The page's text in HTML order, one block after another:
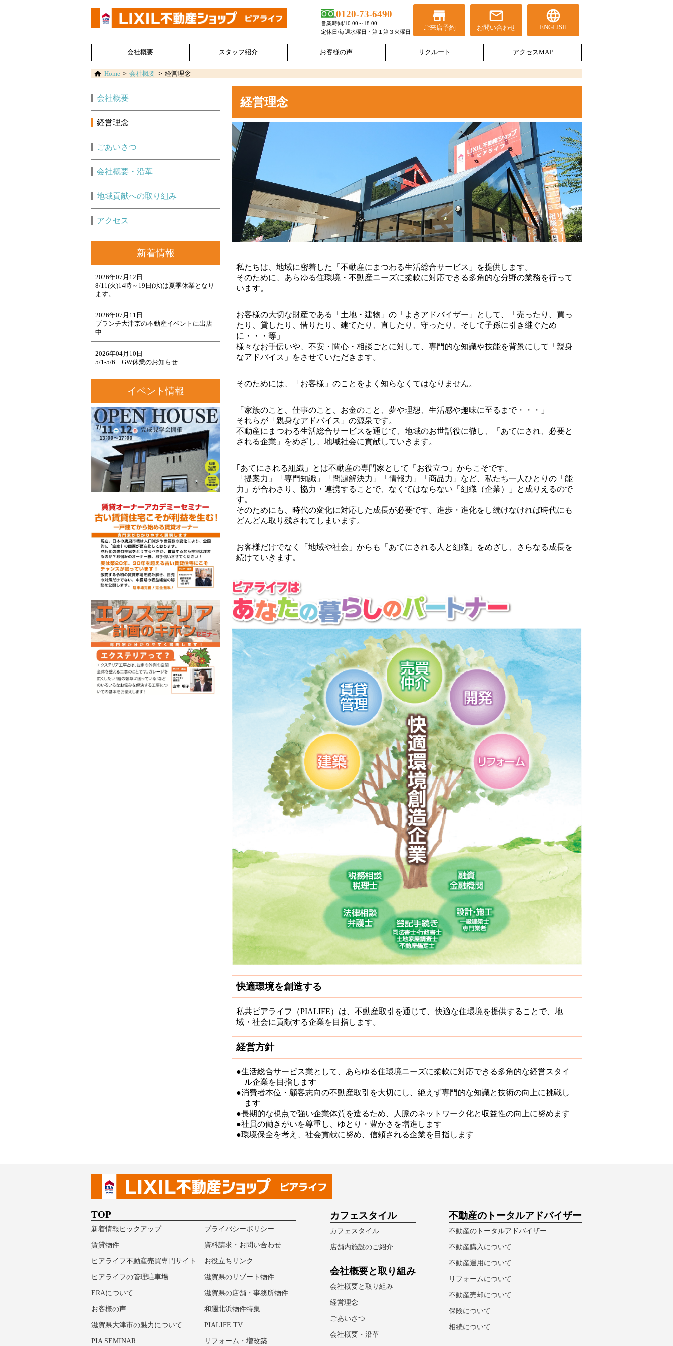
0120-73-6490
営業時間/10:00～18:00
定休日/毎週水曜日・第１第３火曜日
store
ご来店予約
mail_outline
お問い合わせ
language
ENGLISH
会社概要 スタッフ紹介 お客様の声 リクルート アクセスMAP
Home 会社概要 経営理念
経営理念
私たちは、地域に密着した「不動産にまつわる生活総合サービス」を提供します。
そのために、あらゆる住環境・不動産ニーズに柔軟に対応できる多角的な分野の業務を行って
います。
お客様の大切な財産である「土地・建物」の「よきアドバイザー」として、「売ったり、買っ
たり、貸したり、借りたり、建てたり、直したり、守ったり、そして子孫に引き継ぐため
に・・・等」
様々なお手伝いや、不安・関心・相談ごとに対して、専門的な知識や技能を背景にして「親身
なアドバイス」をさせていただきます。
そのためには、「お客様」のことをよく知らなくてはなりません。
「家族のこと、仕事のこと、お金のこと、夢や理想、生活感や趣味に至るまで・・・」
それらが「親身なアドバイス」の源泉です。
不動産にまつわる生活総合サービスを通じて、地域のお世話役に徹し、「あてにされ、必要と
される企業」をめざし、地域社会に貢献していきます。
｢あてにされる組織」とは不動産の専門家として「お役立つ」からこそです。
「提案力」「専門知識」「問題解決力」「情報力」「商品力」など、私たち一人ひとりの「能
力」が合わさり、協力・連携することで、なくてはならない「組織（企業）」と成りえるので
す。
そのためにも、時代の変化に対応した成長が必要です。進歩・進化をし続けなければ時代にも
どんどん取り残されてしまいます。
お客様だけでなく「地域や社会」からも「あてにされる人と組織」をめざし、さらなる成長を
続けていきます。
快適環境を創造する
私共ピアライフ（PIALIFE）は、不動産取引を通じて、快適な住環境を提供することで、地
域・社会に貢献する企業を目指します。
経営方針
●生活総合サービス業として、あらゆる住環境ニーズに柔軟に対応できる多角的な経営スタイ
ル企業を目指します
●消費者本位・顧客志向の不動産取引を大切にし、絶えず専門的な知識と技術の向上に挑戦し
ます
●長期的な視点で強い企業体質を造るため、人脈のネットワーク化と収益性の向上に努めます
●社員の働きがいを尊重し、ゆとり・豊かさを増進します
●環境保全を考え、社会貢献に努め、信頼される企業を目指します
会社概要
経営理念
ごあいさつ
会社概要・沿革
地域貢献への取り組み
アクセス
新着情報
2026年07月12日
8/11(火)14時～19日(水)は夏季休業となり
ます。
2026年07月11日
ブランチ大津京の不動産イベントに出店
中
2026年04月10日
5/1-5/6 GW休業のお知らせ
イベント情報
TOP
新着情報ピックアップ
賃貸物件
ピアライフ不動産売買専門サイト
ピアライフの管理駐車場
ERAについて
お客様の声
滋賀県大津市の魅力について
PIA SEMINAR
プライバシーポリシー
資料請求・お問い合わせ
お役立ちリンク
滋賀県のリゾート物件
滋賀県の店舗・事務所物件
和邇北浜物件特集
PIALIFE TV
リフォーム・増改築
カフェスタイル
カフェスタイル
店舗内施設のご紹介
会社概要と取り組み
会社概要と取り組み
経営理念
ごあいさつ
会社概要・沿革
不動産のトータルアドバイザー
不動産のトータルアドバイザー
不動産購入について
不動産運用について
リフォームについて
不動産売却について
保険について
相続について